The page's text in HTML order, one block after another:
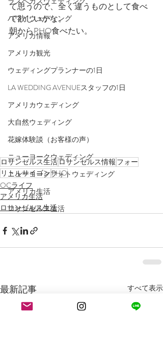
ハワイウェディング
アメリカ情報
アメリカ観光
ウェディングプランナーの1日
LA WEDDING AVENUEスタッフの1日
アメリカウェディング
大自然ウェディング
花嫁体験談（お客様の声）
ニューヨークウェディング
ニューヨークフォトウェディング
アメリカ生活
ロサンゼルス生活
て思うので、全く違うものとして食べ
て欲しいかな。
朝からPHO食べたい。
ロサンゼルス生活ロサンゼルス情報 フォー
リトルサイゴンPHO
OCライフ
アメリカ生活
ロサンゼルス生活
最新記事 すべて表示